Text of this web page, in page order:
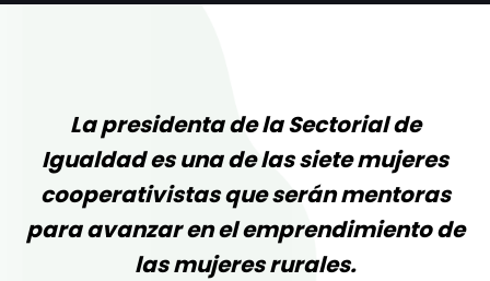
La presidenta de la Sectorial de
Igualdad es una de las siete mujeres
cooperativistas que serán mentoras
para avanzar en el emprendimiento de
las mujeres rurales.